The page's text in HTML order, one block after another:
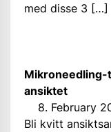
med disse 3 […]
Mikroneedling-
ansiktet
8. February
Bli kvitt